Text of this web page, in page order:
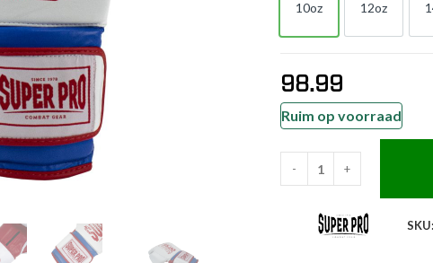
trapkussens
en pads
10oz
10oz
12oz
12oz
98.99
Ruim op voorraad
Combat
- +